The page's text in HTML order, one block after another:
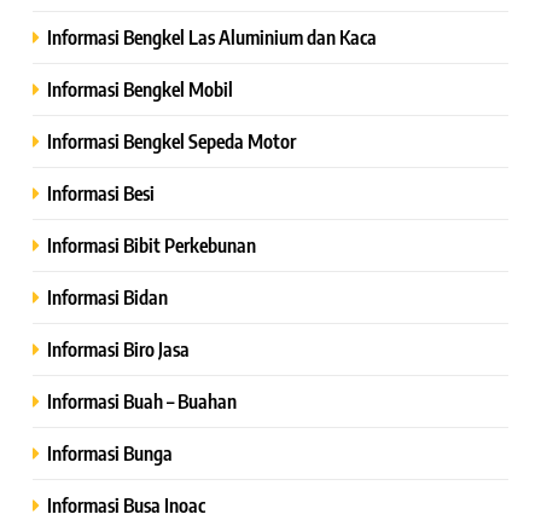
Informasi Bengkel Las Aluminium dan Kaca
Informasi Bengkel Mobil
Informasi Bengkel Sepeda Motor
Informasi Besi
Informasi Bibit Perkebunan
Informasi Bidan
Informasi Biro Jasa
Informasi Buah – Buahan
Informasi Bunga
Informasi Busa Inoac